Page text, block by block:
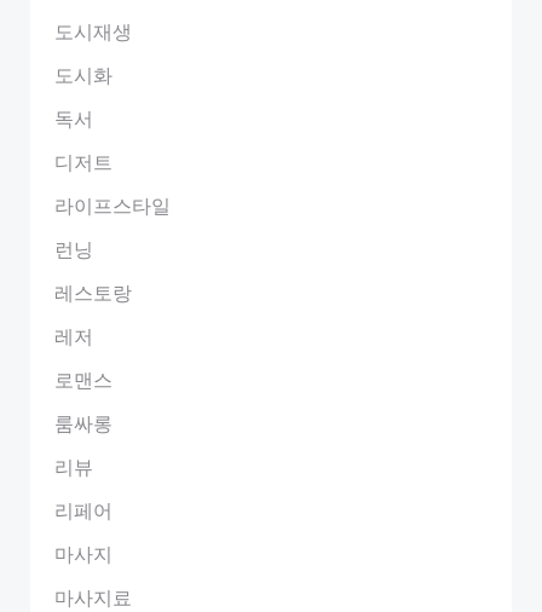
도시재생
도시화
독서
디저트
라이프스타일
런닝
레스토랑
레저
로맨스
룸싸롱
리뷰
리페어
마사지
마사지료